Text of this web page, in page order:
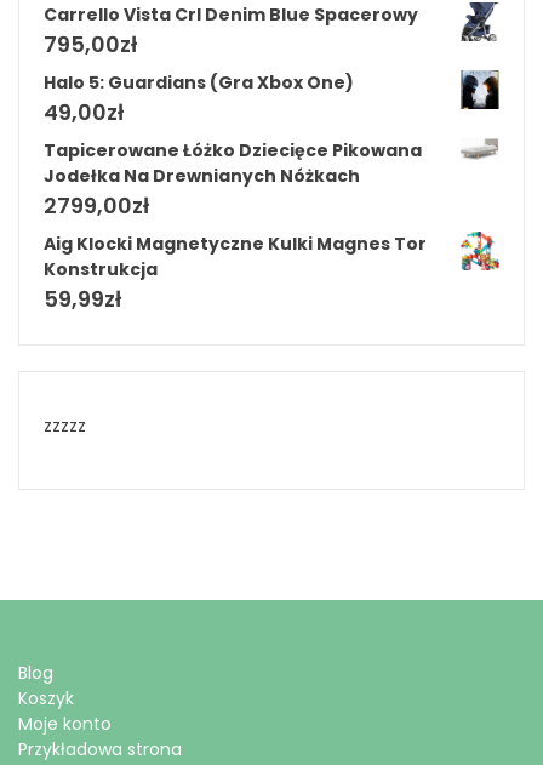
Carrello Vista Crl Denim Blue Spacerowy
795,00zł
Halo 5: Guardians (Gra Xbox One)
49,00zł
Tapicerowane Łóżko Dziecięce Pikowana
Jodełka Na Drewnianych Nóżkach
2799,00zł
Aig Klocki Magnetyczne Kulki Magnes Tor
Konstrukcja
59,99zł
zzzzz
Blog
Koszyk
Moje konto
Przykładowa strona